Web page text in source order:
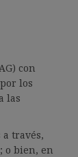
con
los
las
través,
o bien, en